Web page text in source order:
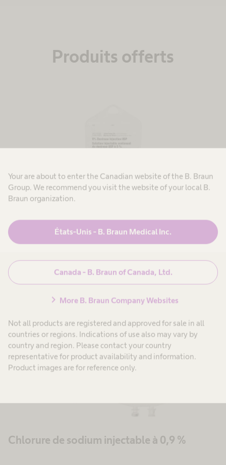
Your are about to enter the Canadian website of the B. Braun
Group. We recommend you visit the website of your local B.
Braun organization.
États-Unis - B. Braun Medical Inc.
Canada - B. Braun of Canada, Ltd.
chevron_right More B. Braun Company Websites
Not all products are registered and approved for sale in all
countries or regions. Indications of use also may vary by
country and region. Please contact your country
representative for product availability and information.
Product images are for reference only.
Produits offerts
Dextrose injectable à 5 %
100 mL (volume de remplissage) dans des sacs d’additifs
partiels PAB
de 150 mL
Chlorure de sodium injectable à 0,9 %